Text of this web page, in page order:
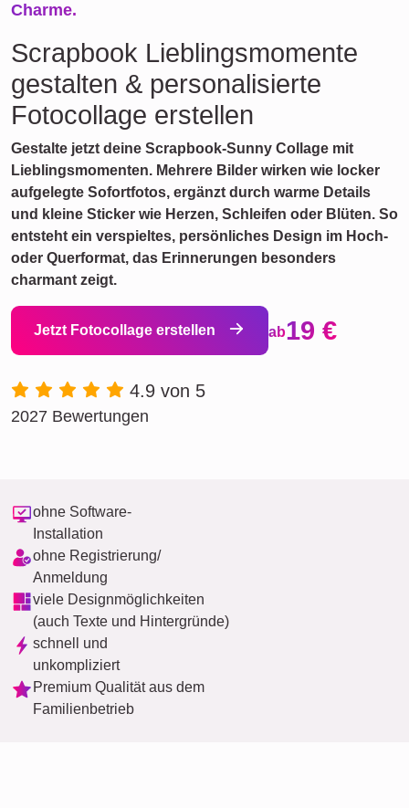
Charme.
Scrapbook Lieblingsmomente
gestalten & personalisierte
Fotocollage erstellen
Gestalte jetzt deine Scrapbook-Sunny Collage mit
Lieblingsmomenten. Mehrere Bilder wirken wie locker
aufgelegte Sofortfotos, ergänzt durch warme Details
und kleine Sticker wie Herzen, Schleifen oder Blüten. So
entsteht ein verspieltes, persönliches Design im Hoch-
oder Querformat, das Erinnerungen besonders
charmant zeigt.
Jetzt Fotocollage erstellen ab19 €
4.9 von 5
2027 Bewertungen
ohne Software-
Installation
ohne Registrierung/
Anmeldung
viele Designmöglichkeiten
(auch Texte und Hintergründe)
schnell und
unkompliziert
Premium Qualität aus dem
Familienbetrieb